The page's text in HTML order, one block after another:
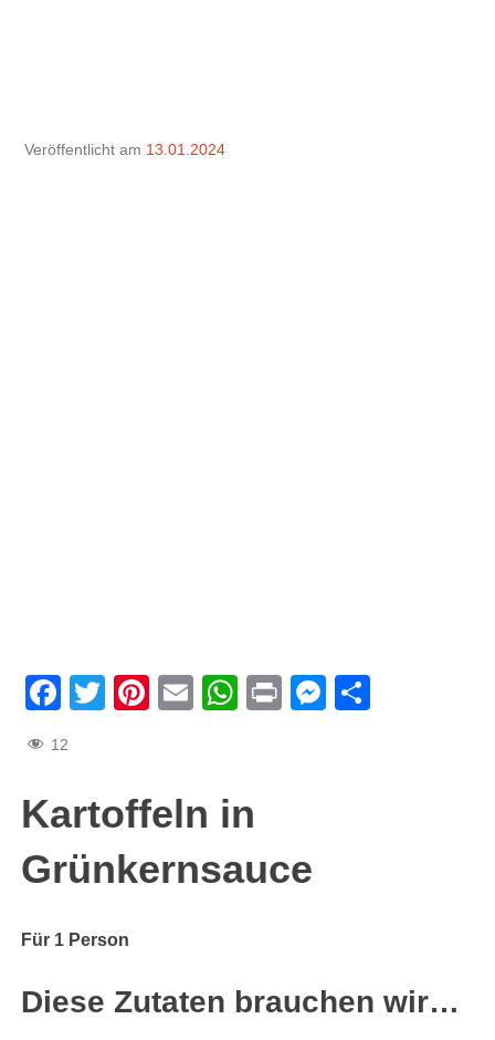
Veröffentlicht am 13.01.2024
Facebook
TwitterPinterest
EmailWhatsApp
Print
12
Kartoffeln in
Grünkernsauce
Für 1 Person
Diese Zutaten brauchen wir…